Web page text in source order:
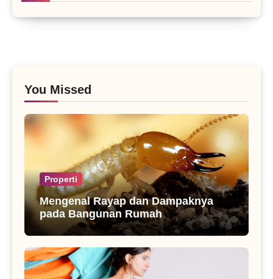
You Missed
Properti
Mengenal Rayap dan Dampaknya
pada Bangunan Rumah